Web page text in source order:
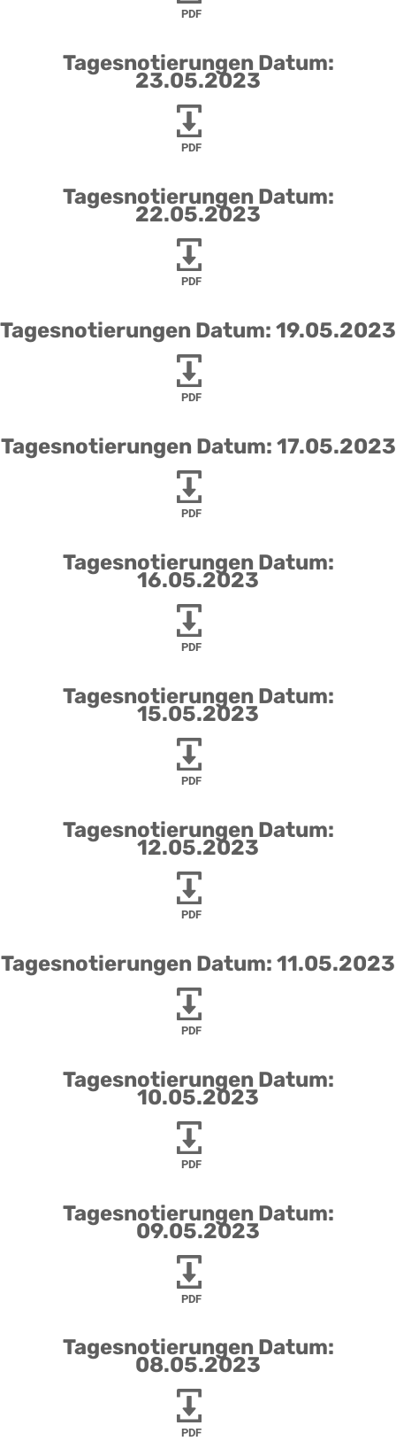
PDF
Tagesnotierungen Datum:
23.05.2023
PDF
Tagesnotierungen Datum:
22.05.2023
PDF
Tagesnotierungen Datum: 19.05.2023
PDF
Tagesnotierungen Datum: 17.05.2023
PDF
Tagesnotierungen Datum:
16.05.2023
PDF
Tagesnotierungen Datum:
15.05.2023
PDF
Tagesnotierungen Datum:
12.05.2023
PDF
Tagesnotierungen Datum: 11.05.2023
PDF
Tagesnotierungen Datum:
10.05.2023
PDF
Tagesnotierungen Datum:
09.05.2023
PDF
Tagesnotierungen Datum:
08.05.2023
PDF